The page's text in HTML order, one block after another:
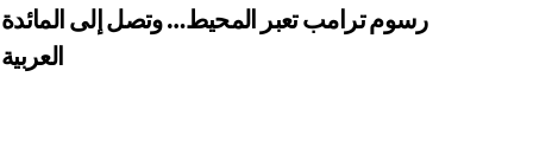
رسوم ترامب تعبر المحيط… وتصل إلى المائدة
العربية